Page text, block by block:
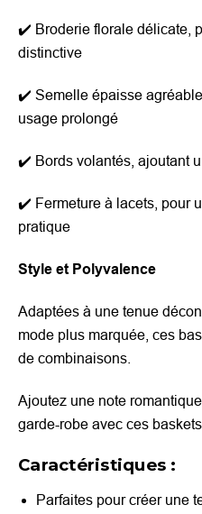
✔️ Broderie florale délicate,
distinctive
✔️ Semelle épaisse
usage prolongé
✔️ Bords volantés, ajoutant
✔️ Fermeture à lacets, pour
pratique
Style et Polyvalence
Adaptées à une tenue
mode plus marquée, ces
de combinaisons.
Ajoutez une note
garde-robe avec ces
Caractéristiques :
Parfaites pour créer une